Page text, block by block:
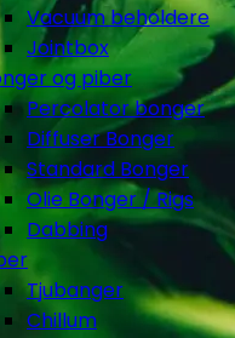
Vacuum beholdere
Jointbox
og piber
Percolator bonger
Diffuser Bonger
Standard Bonger
Olie Bonger / Rigs
Dabbing
Tjubanger
Chillum